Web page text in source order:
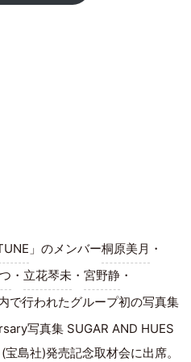
」のメンバー桐原美月 ・
・ 立花琴未 ・ 宮野静 ・
で行われたグループ初の写真集
写真集 SUGAR AND HUES
島社)発売記念取材会に出席。